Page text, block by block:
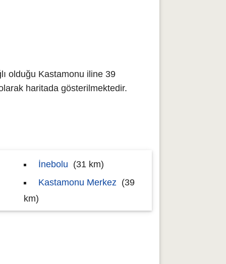
olduğu Kastamonu iline 39
haritada gösterilmektedir.
İnebolu (31 km)
Kastamonu Merkez (39
km)